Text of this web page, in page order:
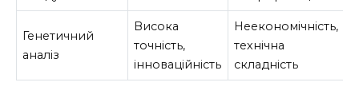
Генетичний
аналіз
Висока
точність,
інноваційність
Неекономічність,
технічна
складність